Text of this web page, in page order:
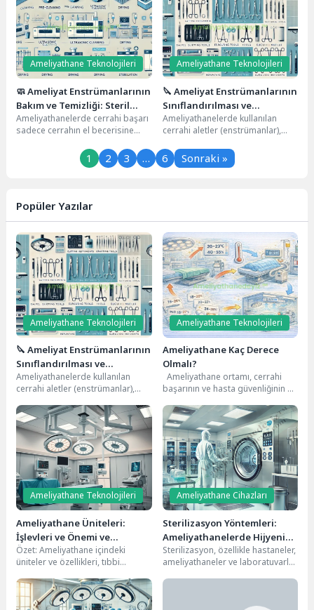
Ameliyathane Teknolojileri
🧼 Ameliyat Enstrümanlarının
Bakım ve Temizliği: Steril
Başarının Görünmeyen
Kahramanı
Ameliyathanelerde cerrahi başarı
sadece cerrahın el becerisine
enstrümanların temizliği ve
Ameliyathane Teknolojileri
🔪 Ameliyat Enstrümanlarının
Sınıflandırılması ve
Özellikleri
Ameliyathanelerde kullanılan
cerrahi aletler (enstrümanlar),
olmazıdır. Her biri belirli bir
amaca hizmet...
1 2 3 … 6 Sonraki »
Popüler Yazılar
Ameliyathane Teknolojileri
🔪 Ameliyat Enstrümanlarının
Sınıflandırılması ve
Özellikleri
Ameliyathanelerde kullanılan
cerrahi aletler (enstrümanlar),
olmazıdır. Her biri belirli bir
amaca hizmet...
Ameliyathane Teknolojileri
Ameliyathane Kaç Derece
Olmalı?
Ameliyathane ortamı, cerrahi
başarının ve hasta güvenliğinin en
ve nem...
Ameliyathane Teknolojileri
Ameliyathane Üniteleri:
İşlevleri ve Önemi ve
Özellikleri
Özet: Ameliyathane içindeki
üniteler ve özellikleri, tıbbi
gerektiren karmaşık ve...
Ameliyathane Cihazları
Sterilizasyon Yöntemleri:
Ameliyathanelerde Hijyenin
Olmazsa Olmazı
Sterilizasyon, özellikle hastaneler,
ameliyathaneler ve laboratuvarlar
öneme sahiptir. Ameliyathane